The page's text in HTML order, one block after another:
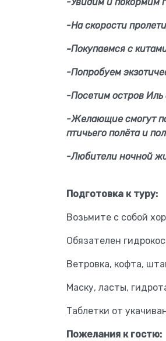
-На скорости
-Покупаемся с
-Попробуем
-Посетим остров
-Желающие смогут
птичьего полёта и
-Любители ночной
Подготовка к туру:
Возьмите с собой
Обязателен
Ветровка, кофта,
Маску, ласты,
Таблетки от
Пожелания к гостю: